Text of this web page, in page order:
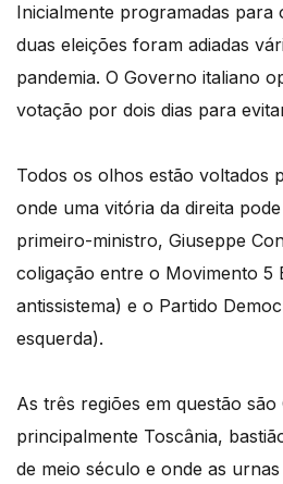
Inicialmente programadas para
duas eleições foram adiadas
pandemia. O Governo italiano
votação por dois dias para
Todos os olhos estão voltados
onde uma vitória da direita
primeiro-ministro, Giuseppe
coligação entre o Movimento 5
antissistema) e o Partido
esquerda).
As três regiões em questão são
principalmente Toscânia,
de meio século e onde as